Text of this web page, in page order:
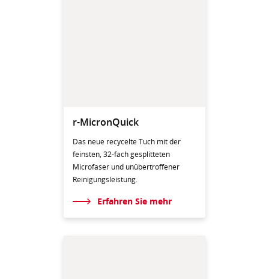
r-MicronQuick
Das neue recycelte Tuch mit der
feinsten, 32-fach gesplitteten
Microfaser und unübertroffener
Reinigungsleistung.
Erfahren Sie mehr